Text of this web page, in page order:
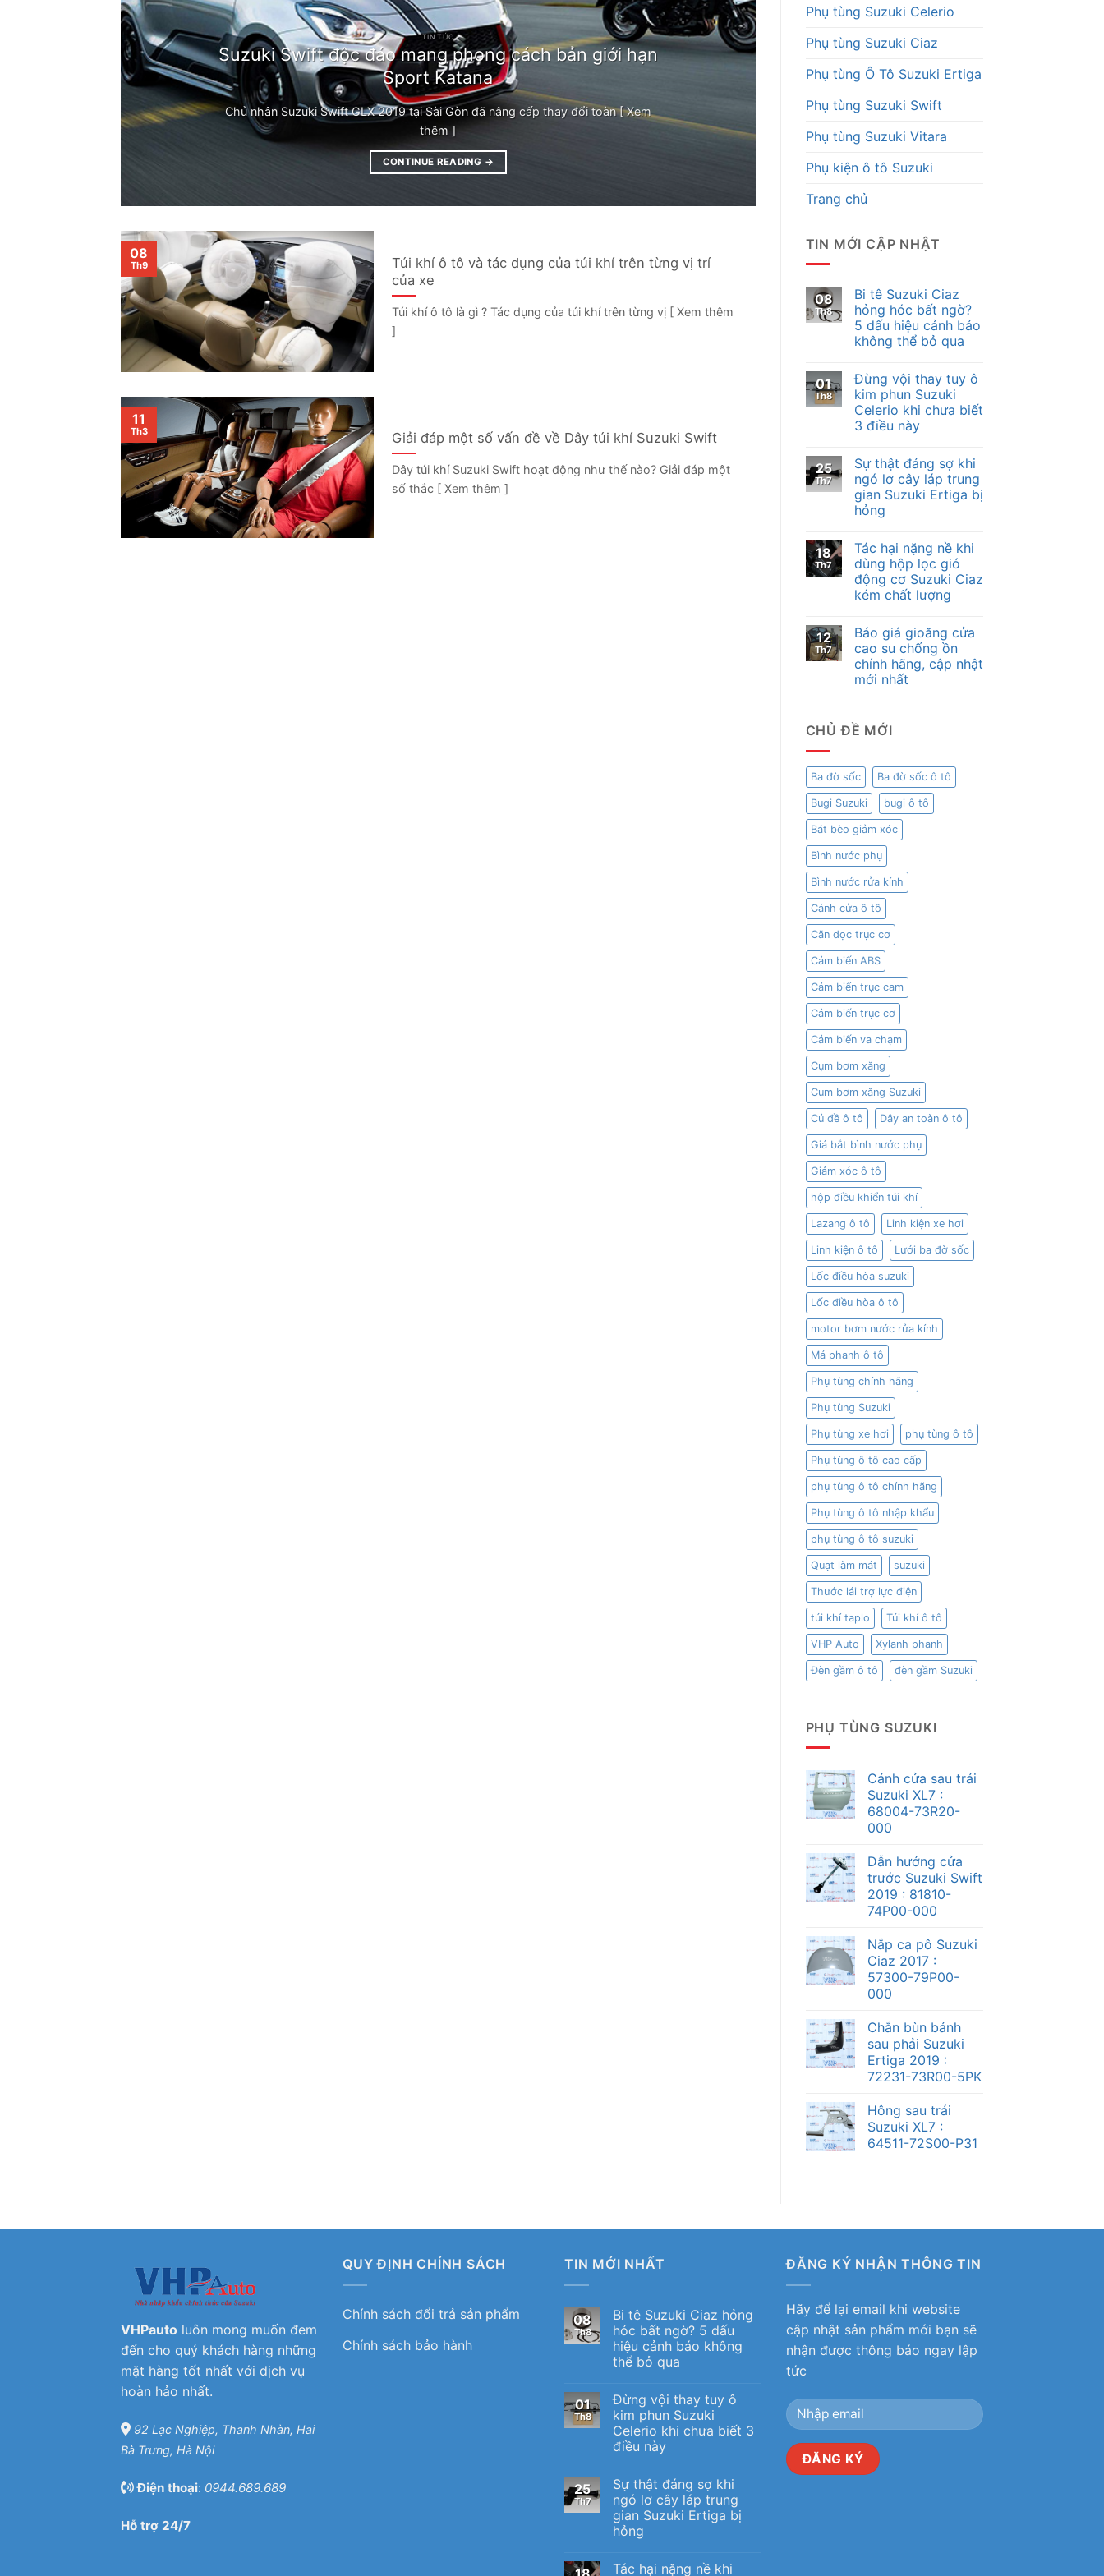
TIN TỨC
Suzuki Swift độc đáo mang phong cách bản giới hạn
Sport Katana
Chủ nhân Suzuki Swift GLX 2019 tại Sài Gòn đã nâng cấp thay đổi toàn [ Xem
thêm ]
CONTINUE READING →
Túi khí ô tô và tác dụng của túi khí trên từng vị trí
của xe
Túi khí ô tô là gì ? Tác dụng của túi khí trên từng vị [ Xem thêm
]
08
Th9
Giải đáp một số vấn đề về Dây túi khí Suzuki Swift
Dây túi khí Suzuki Swift hoạt động như thế nào? Giải đáp một
số thắc [ Xem thêm ]
11
Th3
Phụ tùng Suzuki Celerio
Phụ tùng Suzuki Ciaz
Phụ tùng Ô Tô Suzuki Ertiga
Phụ tùng Suzuki Swift
Phụ tùng Suzuki Vitara
Phụ kiện ô tô Suzuki
Trang chủ
TIN MỚI CẬP NHẬT
08
Th8
Bi tê Suzuki Ciaz
hỏng hóc bất ngờ?
5 dấu hiệu cảnh báo
không thể bỏ qua
01
Th8
Đừng vội thay tuy ô
kim phun Suzuki
Celerio khi chưa biết
3 điều này
25
Th7
Sự thật đáng sợ khi
ngó lơ cây láp trung
gian Suzuki Ertiga bị
hỏng
18
Th7
Tác hại nặng nề khi
dùng hộp lọc gió
động cơ Suzuki Ciaz
kém chất lượng
12
Th7
Báo giá gioăng cửa
cao su chống ồn
chính hãng, cập nhật
mới nhất
CHỦ ĐỀ MỚI
Ba đờ sốc Ba đờ sốc ô tô
Bugi Suzuki bugi ô tô
Bát bèo giảm xóc
Bình nước phụ
Bình nước rửa kính
Cánh cửa ô tô
Căn dọc trục cơ
Cảm biến ABS
Cảm biến trục cam
Cảm biến trục cơ
Cảm biến va chạm
Cụm bơm xăng
Cụm bơm xăng Suzuki
Củ đề ô tô Dây an toàn ô tô
Giá bắt bình nước phụ
Giảm xóc ô tô
hộp điều khiển túi khí
Lazang ô tô Linh kiện xe hơi
Linh kiện ô tô Lưới ba đờ sốc
Lốc điều hòa suzuki
Lốc điều hòa ô tô
motor bơm nước rửa kính
Má phanh ô tô
Phụ tùng chính hãng
Phụ tùng Suzuki
Phụ tùng xe hơi phụ tùng ô tô
Phụ tùng ô tô cao cấp
phụ tùng ô tô chính hãng
Phụ tùng ô tô nhập khẩu
phụ tùng ô tô suzuki
Quạt làm mát suzuki
Thước lái trợ lực điện
túi khí taplo Túi khí ô tô
VHP Auto Xylanh phanh
Đèn gầm ô tô đèn gầm Suzuki
PHỤ TÙNG SUZUKI
Cánh cửa sau trái
Suzuki XL7 :
68004-73R20-
000
Dẫn hướng cửa
trước Suzuki Swift
2019 : 81810-
74P00-000
Nắp ca pô Suzuki
Ciaz 2017 :
57300-79P00-
000
Chắn bùn bánh
sau phải Suzuki
Ertiga 2019 :
72231-73R00-5PK
Hông sau trái
Suzuki XL7 :
64511-72S00-P31
VHPauto luôn mong muốn đem
đến cho quý khách hàng những
mặt hàng tốt nhất với dịch vụ
hoàn hảo nhất.
92 Lạc Nghiệp, Thanh Nhàn, Hai
Bà Trưng, Hà Nội
Điện thoại: 0944.689.689
Hỗ trợ 24/7
QUY ĐỊNH CHÍNH SÁCH
Chính sách đổi trả sản phẩm
Chính sách bảo hành
TIN MỚI NHẤT
08
Th8
Bi tê Suzuki Ciaz hỏng
hóc bất ngờ? 5 dấu
hiệu cảnh báo không
thể bỏ qua
01
Th8
Đừng vội thay tuy ô
kim phun Suzuki
Celerio khi chưa biết 3
điều này
25
Th7
Sự thật đáng sợ khi
ngó lơ cây láp trung
gian Suzuki Ertiga bị
hỏng
Tác hại nặng nề khi
ĐĂNG KÝ NHẬN THÔNG TIN
Hãy để lại email khi website
cập nhật sản phẩm mới bạn sẽ
nhận được thông báo ngay lập
tức